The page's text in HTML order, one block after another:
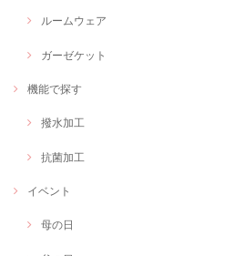
ルームウェア
ガーゼケット
機能で探す
撥水加工
抗菌加工
イベント
母の日